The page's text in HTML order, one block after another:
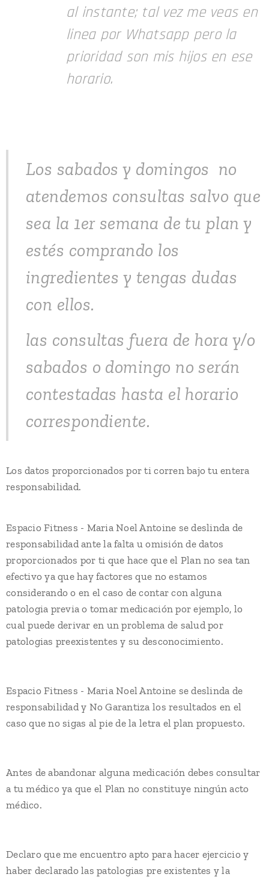
al instante; tal vez me veas en
linea por Whatsapp pero la
prioridad son mis hijos en ese
horario.
Los sabados y domingos no
atendemos consultas salvo que
sea la 1er semana de tu plan y
estés comprando los
ingredientes y tengas dudas
con ellos.
las consultas fuera de hora y/o
sabados o domingo no serán
contestadas hasta el horario
correspondiente.
Los datos proporcionados por ti corren bajo tu entera
responsabilidad.
Espacio Fitness - Maria Noel Antoine se deslinda de
responsabilidad ante la falta u omisión de datos
proporcionados por ti que hace que el Plan no sea tan
efectivo ya que hay factores que no estamos
considerando o en el caso de contar con alguna
patologia previa o tomar medicación por ejemplo, lo
cual puede derivar en un problema de salud por
patologias preexistentes y su desconocimiento.
Espacio Fitness - Maria Noel Antoine se deslinda de
responsabilidad y No Garantiza los resultados en el
caso que no sigas al pie de la letra el plan propuesto.
Antes de abandonar alguna medicación debes consultar
a tu médico ya que el Plan no constituye ningún acto
médico.
Declaro que me encuentro apto para hacer ejercicio y
haber declarado las patologias pre existentes y la